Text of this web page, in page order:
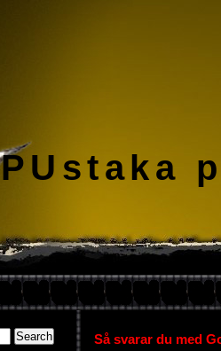
PUstaka
Så svarar du med